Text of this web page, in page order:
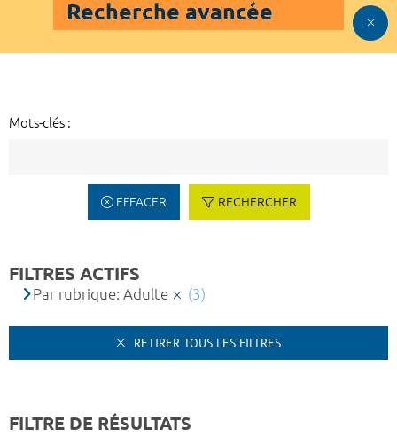
Recherche avancée
Mots-clés :
EFFACER RECHERCHER
FILTRES ACTIFS
Par rubrique: Adulte (3)
RETIRER TOUS LES FILTRES
FILTRE DE RÉSULTATS